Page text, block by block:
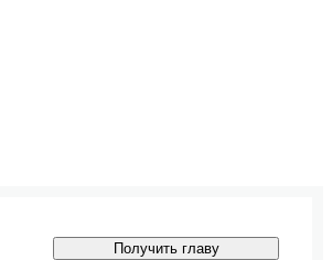
Получить главу